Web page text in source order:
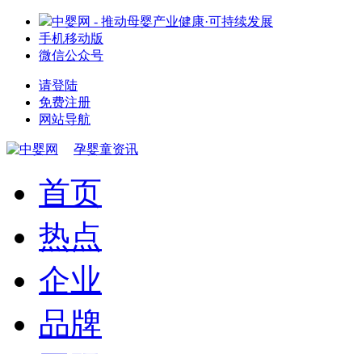
中婴网 - 推动母婴产业健康·可持续发展
手机移动版
微信公众号
请登陆
免费注册
网站导航
孕婴童资讯
首页
热点
企业
品牌